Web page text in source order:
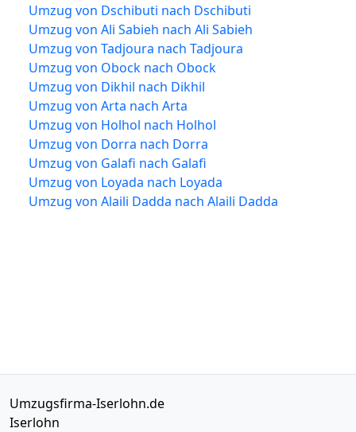
Umzug von Dschibuti nach Dschibuti
Umzug von Ali Sabieh nach Ali Sabieh
Umzug von Tadjoura nach Tadjoura
Umzug von Obock nach Obock
Umzug von Dikhil nach Dikhil
Umzug von Arta nach Arta
Umzug von Holhol nach Holhol
Umzug von Dorra nach Dorra
Umzug von Galafi nach Galafi
Umzug von Loyada nach Loyada
Umzug von Alaili Dadda nach Alaili Dadda
Umzugsfirma-Iserlohn.de
Iserlohn